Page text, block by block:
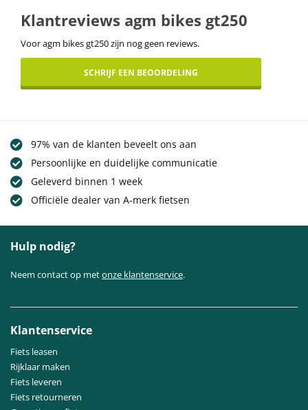
Klantreviews agm bikes gt250
Voor agm bikes gt250 zijn nog geen reviews.
SCHRIJF EEN BEOORDELING
97% van de klanten beveelt ons aan
Persoonlijke en duidelijke communicatie
Geleverd binnen 1 week
Officiële dealer van A-merk fietsen
Hulp nodig?
Neem contact op metonze klantenservice.
Klantenservice
Fiets leasen
Rijklaar maken
Fiets leveren
Fiets retourneren